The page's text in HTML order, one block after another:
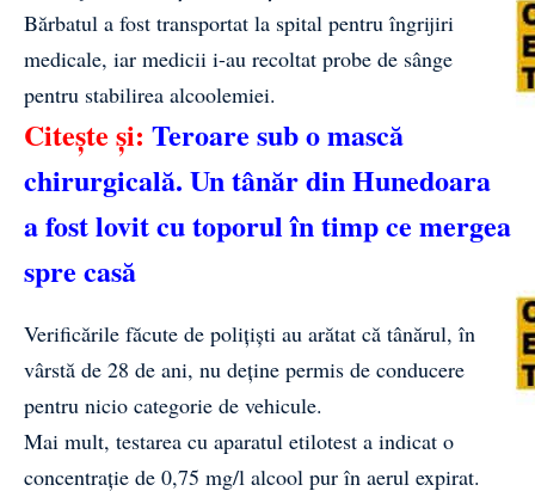
Bărbatul a fost transportat la spital pentru îngrijiri
medicale, iar medicii i-au recoltat probe de sânge
pentru stabilirea alcoolemiei.
Citește și: Teroare sub o mască
chirurgicală. Un tânăr din Hunedoara
a fost lovit cu toporul în timp ce mergea
spre casă
Verificările făcute de polițiști au arătat că tânărul, în
vârstă de 28 de ani, nu deține permis de conducere
pentru nicio categorie de vehicule.
Mai mult, testarea cu aparatul etilotest a indicat o
concentrație de 0,75 mg/l alcool pur în aerul expirat.